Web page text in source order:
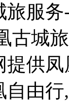
旅服
古城
提供
自由